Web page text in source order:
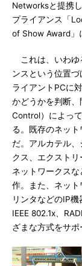
Networksと提携
プライアンス「
of Show Award」
これは、いわゆ
ンスという位置
ライアントPCに
かどうかを判断
Control）によっ
る。既存のネッ
だ。アルカテル
クス、エクスト
ネットワークス
作。また、ネッ
リンタなどのIP機
IEEE 802.1x、
ざまな方式をサポ